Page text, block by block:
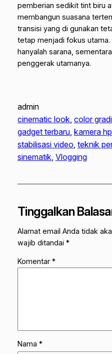
pemberian sedikit tintbiru
membangun suasana
transisi yang di gunakan
tetap menjadi fokus utama.
hanyalah sarana,
penggerak utamanya.
admin
cinematic look, color
gadget terbaru, kamera hp
stabilisasi video, teknik
sinematik, Vlogging
Tinggalkan
Alamat email Anda tidak
wajib ditandai *
Komentar *
Nama *